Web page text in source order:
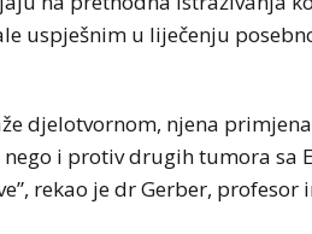
uspješnim u liječenju
djelotvornom, njena
i protiv drugih tumora sa
rekao je dr Gerber,